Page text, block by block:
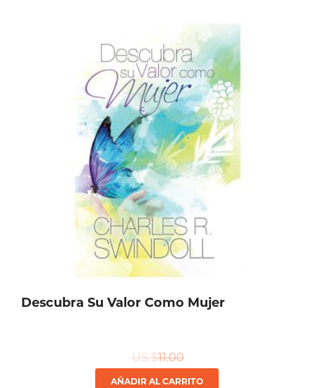
variantes.
Las
se
pueden
elegir
Descubra Su Valor Como Mujer
US $11.00
AÑADIR AL CARRITO